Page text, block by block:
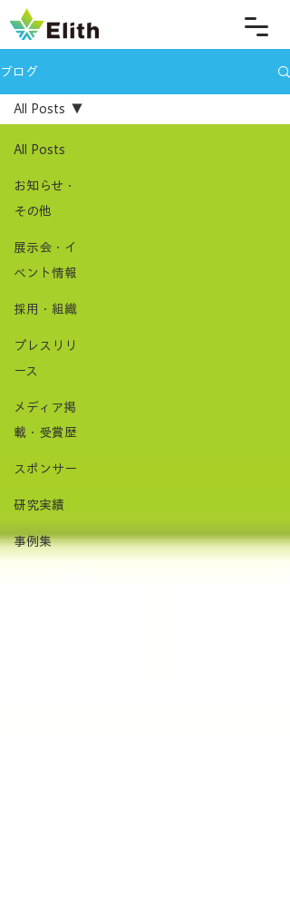
ブログ
All Posts
お知らせ・
その他
展示会・イ
ベント情報
採用・組織
プレスリリ
ース
メディア掲
載・受賞歴
スポンサー
研究実績
事例集
All Posts